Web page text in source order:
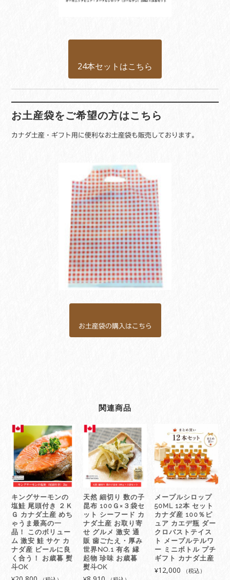
24本セットはこちら
お土産袋をご希望の方はこちら
カナダ土産・ギフト用に便利なお土産袋も販売しております。
お土産袋の購入はこちら
関連商品
キングサーモンの
塩鮭 尾頭付き ２Ｋ
Ｇ カナダ土産 めち
ゃうま最高の一
品！ このボリュー
ム 激安 鮭 サケ カ
ナダ産 ビールに良
く合う！ お歳暮 熨
斗OK
天然 細切り 数の子
昆布 100Ｇ×３袋セ
ット シーフード カ
ナダ土産 お取り寄
せ グルメ 激安 通
販 歯ごたえ・厚み
世界NO.1 有名 縁
起物 珍味 お歳暮
熨斗OK
メープルシロップ
50ML 12本 セット
カナダ産 100％ピ
ュア カエデ瓶 ダー
クロバストテイス
ト メープルテルワ
ー ミニボトル プチ
ギフト カナダ土産
¥12,000 （税込）